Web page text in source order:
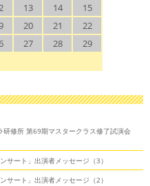
13 14
15
20 21
22
27 28
29
修所 第69期マスタークラス修了試演会
サート」出演者メッセージ（3）
サート」出演者メッセージ（2）